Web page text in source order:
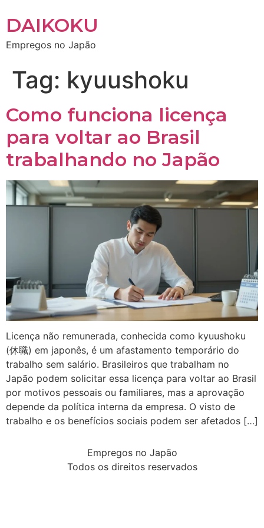
DAIKOKU
Empregos no Japão
Tag: kyuushoku
Como funciona licença
para voltar ao Brasil
trabalhando no Japão
Licença não remunerada, conhecida como kyuushoku
(休職) em japonês, é um afastamento temporário do
trabalho sem salário. Brasileiros que trabalham no
Japão podem solicitar essa licença para voltar ao Brasil
por motivos pessoais ou familiares, mas a aprovação
depende da política interna da empresa. O visto de
trabalho e os benefícios sociais podem ser afetados […]
Empregos no Japão
Todos os direitos reservados